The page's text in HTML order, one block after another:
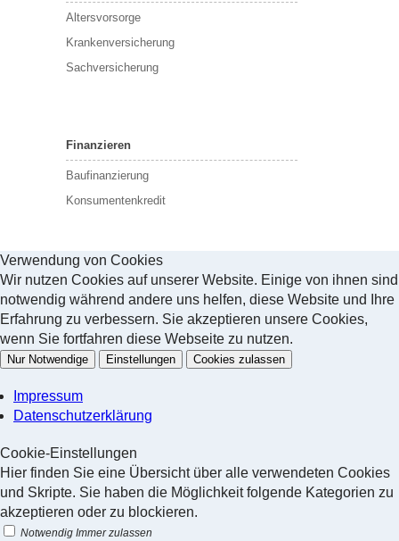
Altersvorsorge
Krankenversicherung
Sachversicherung
Finanzieren
Baufinanzierung
Konsumentenkredit
Verwendung von Cookies
Wir nutzen Cookies auf unserer Website. Einige von ihnen sind
notwendig während andere uns helfen, diese Website und Ihre
Erfahrung zu verbessern. Sie akzeptieren unsere Cookies,
wenn Sie fortfahren diese Webseite zu nutzen.
Nur Notwendige Einstellungen Cookies zulassen
Impressum
Datenschutzerklärung
Cookie-Einstellungen
Hier finden Sie eine Übersicht über alle verwendeten Cookies
und Skripte. Sie haben die Möglichkeit folgende Kategorien zu
akzeptieren oder zu blockieren.
Notwendig Immer zulassen